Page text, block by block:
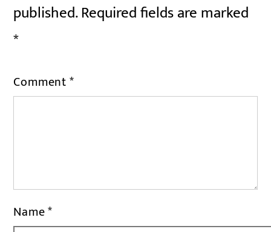
published.Required fields are marked
*
Comment*
Name*